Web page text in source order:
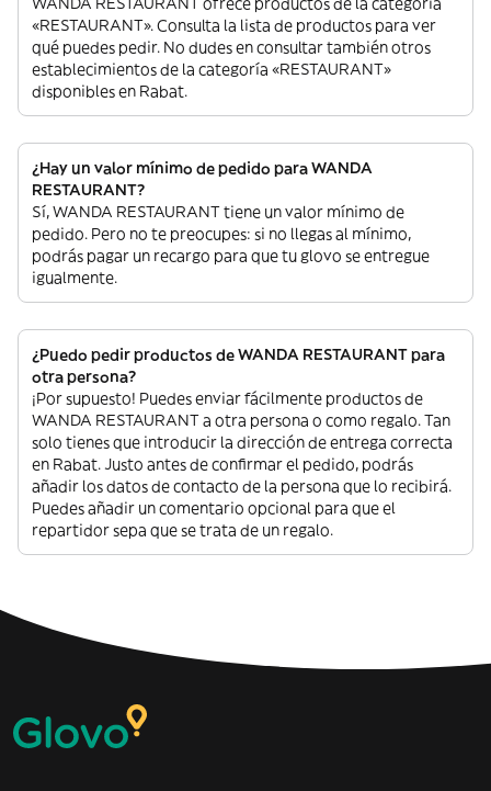
«RESTAURANT». Consulta la lista de productos para ver
qué puedes pedir. No dudes en consultar también otros
establecimientos de la categoría «RESTAURANT»
disponibles en Rabat.
¿Hay un valor mínimo de pedido para WANDA
RESTAURANT?
Sí, WANDA RESTAURANT tiene un valor mínimo de
pedido. Pero no te preocupes: si no llegas al mínimo,
podrás pagar un recargo para que tu glovo se entregue
igualmente.
¿Puedo pedir productos de WANDA RESTAURANT para
otra persona?
¡Por supuesto! Puedes enviar fácilmente productos de
WANDA RESTAURANT a otra persona o como regalo. Tan
solo tienes que introducir la dirección de entrega correcta
en Rabat. Justo antes de confirmar el pedido, podrás
añadir los datos de contacto de la persona que lo recibirá.
Puedes añadir un comentario opcional para que el
repartidor sepa que se trata de un regalo.